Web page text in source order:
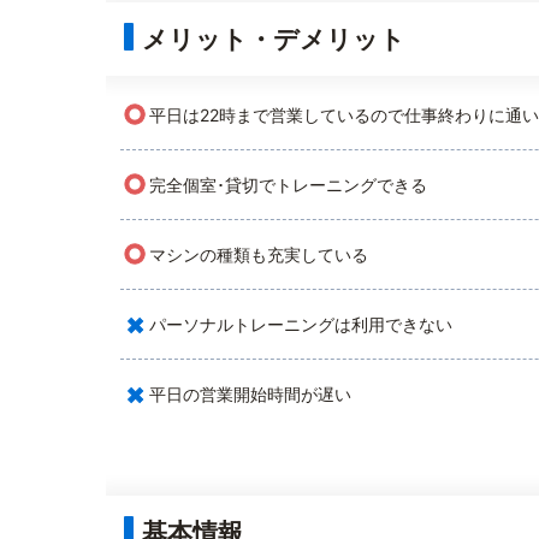
メリット・デメリット
○平日は22時まで営業しているので仕事終わりに通
○ 完全個室･貸切でトレーニングできる
○ マシンの種類も充実している
× パーソナルトレーニングは利用できない
× 平日の営業開始時間が遅い
基本情報